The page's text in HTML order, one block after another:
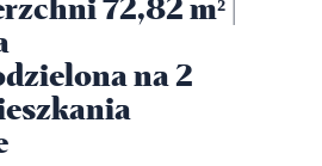
72,82 m² |
na 2